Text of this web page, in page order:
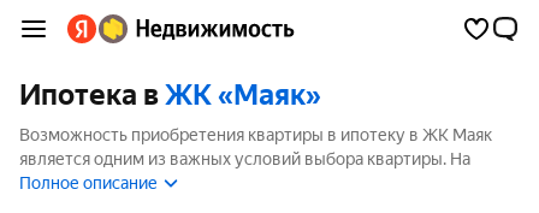
Ипотека вЖК «Маяк»
Возможность приобретения квартиры в ипотеку в ЖК Маяк
является одним из важных условий выбора квартиры. На
странице мы собрали программы кредитования банков для
Полное описание